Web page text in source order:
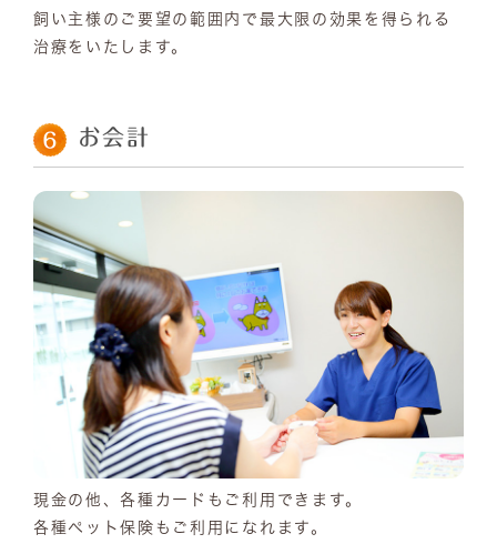
飼い主様のご要望の範囲内で最大限の効果を得られる
治療をいたします。
お会計
現金の他、各種カードもご利用できます。
各種ペット保険もご利用になれます。